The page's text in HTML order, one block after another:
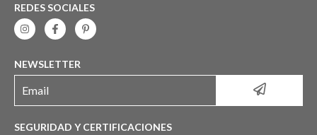
REDES SOCIALES
NEWSLETTER
SEGURIDAD Y CERTIFICACIONES